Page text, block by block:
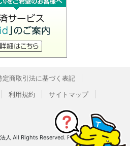
定商取引法に基づく表記
利用規約
サイトマップ
人 All Rights Reserved. Powered by Bcart